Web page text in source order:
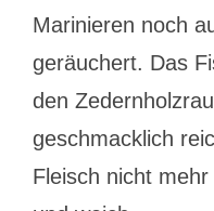
Marinieren noch
geräuchert. Das
den
geschmacklich
Fleisch nicht